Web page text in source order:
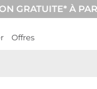
GRATUITE* À
Offres